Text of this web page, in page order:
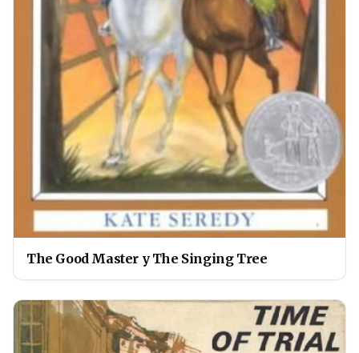
The Good Master y The Singing Tree